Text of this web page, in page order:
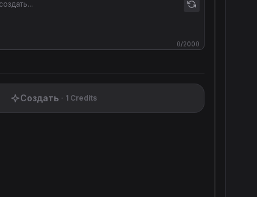
0/2000
Создать · 1 Credits